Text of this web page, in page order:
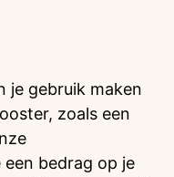
je gebruik maken
zoals een
bedrag op je